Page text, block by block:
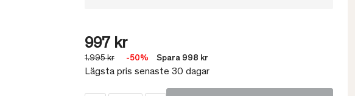
997 kr
1.995 kr -50% Spara 998 kr
Lägsta pris senaste 30 dagar